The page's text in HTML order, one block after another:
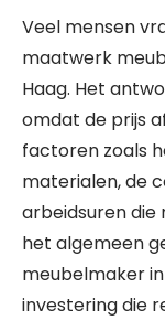
Veel mensen
maatwerk
Haag. Het
omdat de prijs
factoren zoals
materialen, de
arbeidsuren die
het algemeen
meubelmaker
investering die